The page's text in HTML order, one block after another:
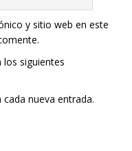
y sitio web en este
los siguientes
nueva entrada.